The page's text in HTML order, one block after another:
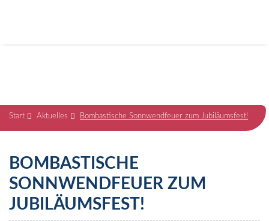
Start Aktuelles Bombastische Sonnwendfeuer zum Jubiläumsfest!
BOMBASTISCHE
SONNWENDFEUER ZUM
JUBILÄUMSFEST!